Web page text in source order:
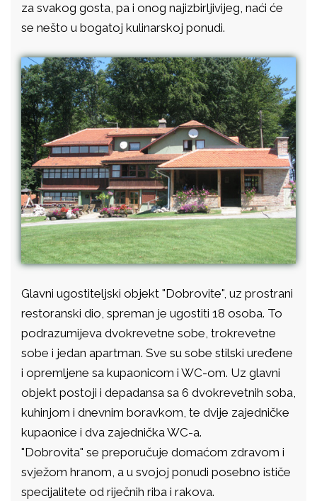
za svakog gosta, pa i onog najizbirljivijeg, naći će
se nešto u bogatoj kulinarskoj ponudi.
Glavni ugostiteljski objekt "Dobrovite", uz prostrani
restoranski dio, spreman je ugostiti 18 osoba. To
podrazumijeva dvokrevetne sobe, trokrevetne
sobe i jedan apartman. Sve su sobe stilski uređene
i opremljene sa kupaonicom i WC-om. Uz glavni
objekt postoji i depadansa sa 6 dvokrevetnih soba,
kuhinjom i dnevnim boravkom, te dvije zajedničke
kupaonice i dva zajednička WC-a.
"Dobrovita" se preporučuje domaćom zdravom i
svježom hranom, a u svojoj ponudi posebno ističe
specijalitete od riječnih riba i rakova.